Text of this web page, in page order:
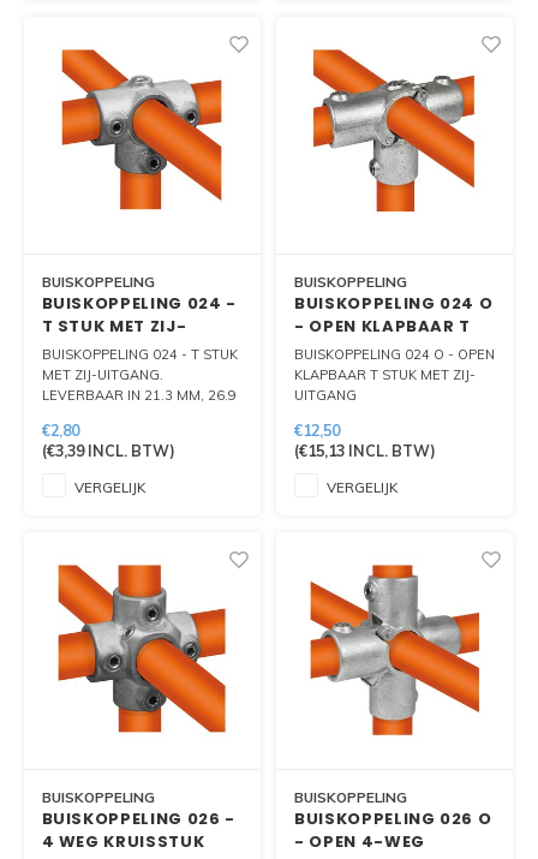
BUISKOPPELING
BUISKOPPELING 024 -
T STUK MET ZIJ-
UITGANG
BUISKOPPELING 024 - T STUK
MET ZIJ-UITGANG.
LEVERBAAR IN 21.3 MM, 26.9
MM EN 60.3 MM.
€2,80
(€3,39INCL. BTW)
VERGELIJK
BUISKOPPELING
BUISKOPPELING 024 O
- OPEN KLAPBAAR T
STUK MET ZIJ-
UITGANG
BUISKOPPELING 024 O - OPEN
KLAPBAAR T STUK MET ZIJ-
UITGANG
€12,50
(€15,13 INCL. BTW)
VERGELIJK
BUISKOPPELING
BUISKOPPELING 026 -
4 WEG KRUISSTUK
BUISKOPPELING
BUISKOPPELING 026 O
- OPEN 4-WEG